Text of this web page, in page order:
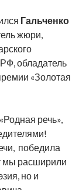
Гальченко
жюри,
обладатель
«Золотая
речь»,
победила
мы расширили
но и